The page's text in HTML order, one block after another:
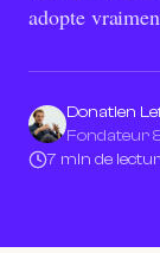
adopte
Donatien
Fondateur
7 min de